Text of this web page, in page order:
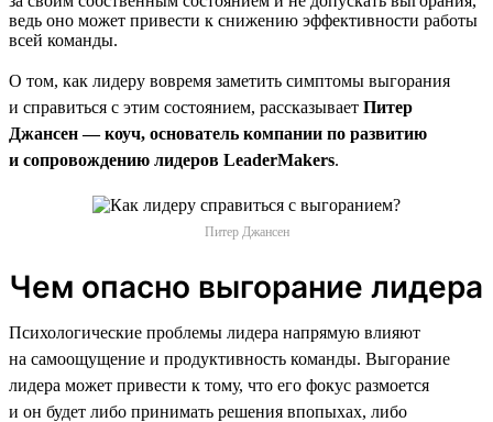
ведь оно может привести к снижению эффективности работы
всей команды.
О том, как лидеру вовремя заметить симптомы выгорания
и справиться с этим состоянием, рассказывает Питер
Джансен — коуч, основатель компании по развитию
и сопровождению лидеров LeaderMakers.
Питер Джансен
Чем опасно выгорание лидера
Психологические проблемы лидера напрямую влияют
на самоощущение и продуктивность команды. Выгорание
лидера может привести к тому, что его фокус размоется
и он будет либо принимать решения впопыхах, либо